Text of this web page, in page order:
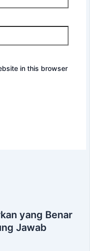
in this browser
yang Benar
Jawab